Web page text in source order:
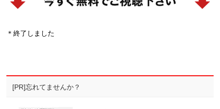
＊終了しました
[PR]忘れてませんか？